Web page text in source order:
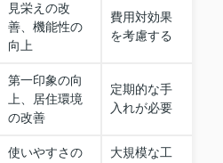
見栄えの改
善、機能性の
向上
費用対効果
を考慮する
第一印象の向
上、居住環境
の改善
定期的な手
入れが必要
使いやすさの
大規模な工